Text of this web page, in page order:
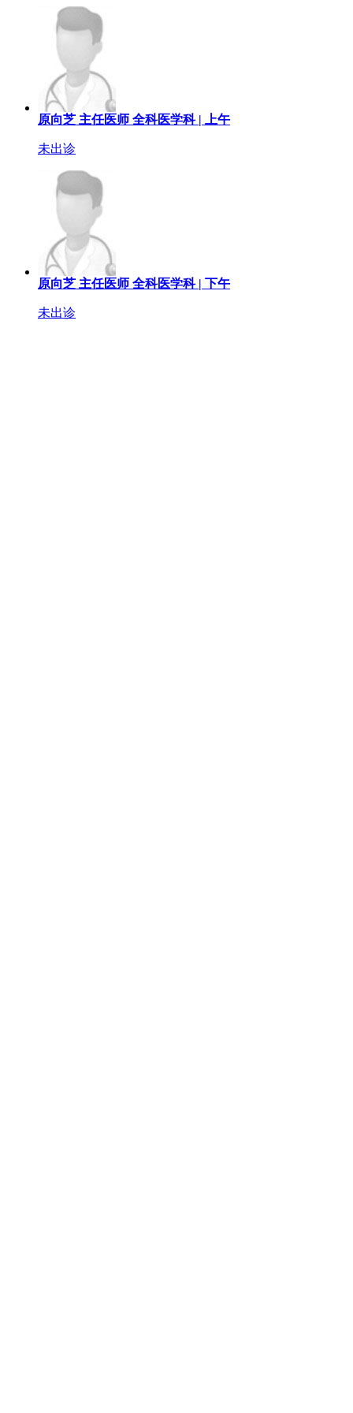
原向芝 主任医师 全科医学科 | 上午
未出诊
原向芝 主任医师 全科医学科 | 下午
未出诊